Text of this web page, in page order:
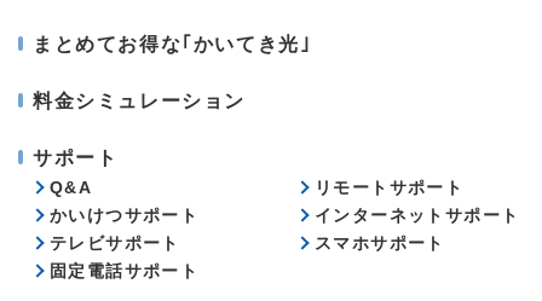
まとめてお得な｢かいてき光｣
料金シミュレーション
サポート
Q&A
リモートサポート
かいけつサポート
インターネットサポート
テレビサポート
スマホサポート
固定電話サポート